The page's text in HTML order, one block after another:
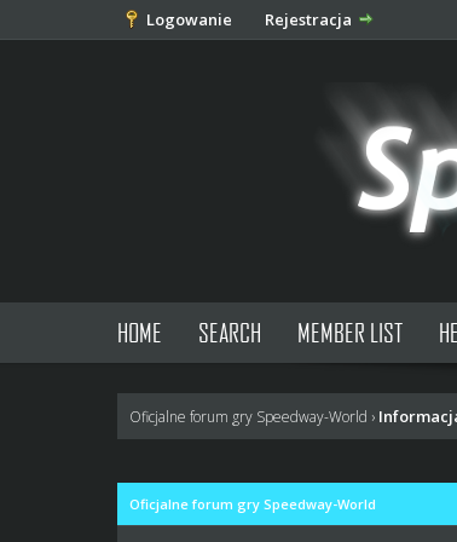
Logowanie Rejestracja
HOME SEARCH MEMBER LIST
Oficjalne forum gry Speedway-World ›
Oficjalne forum gry Speedway-World